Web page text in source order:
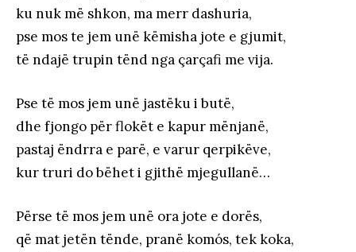
ku nuk më shkon, ma merr dashuria,
pse mos te jem unë këmisha jote e gjumit,
të ndajë trupin tënd nga çarçafi me vija.
Pse të mos jem unë jastëku i butë,
dhe fjongo për flokët e kapur mënjanë,
pastaj ëndrra e parë, e varur qerpikëve,
kur truri do bëhet i gjithë mjegullanë…
Përse të mos jem unë ora jote e dorës,
që mat jetën tënde, pranë komós, tek koka,